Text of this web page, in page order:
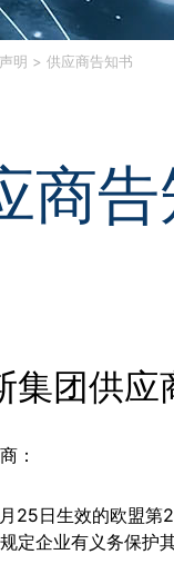
明 供应商告知书
商
集团供应
：
25日生效的欧盟第
定企业有义务保护